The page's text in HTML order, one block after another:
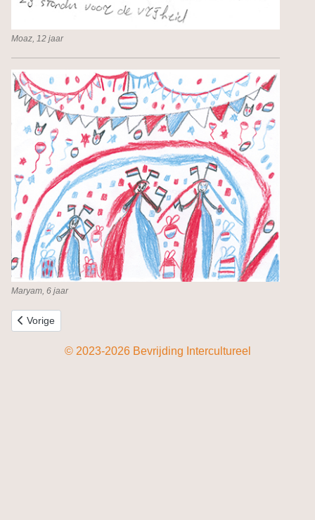
Moaz, 12 jaar
Maryam, 6 jaar
Vorig artikel: Paneel 5
Vorige
© 2023-2026 Bevrijding Intercultureel